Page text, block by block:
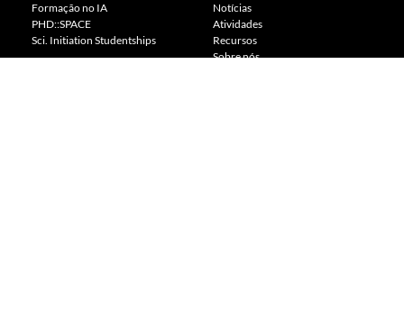
Formação no IA
PHD::SPACE
Sci. Initiation Studentships
Notícias
Atividades
Recursos
Sobre nós